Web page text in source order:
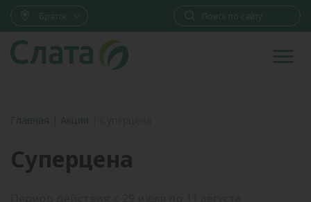
Братск
Главная Акции
Суперцена